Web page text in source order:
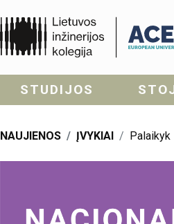
STUDIJOS
NAUJIENOS ĮVYKIAI Palaikyk